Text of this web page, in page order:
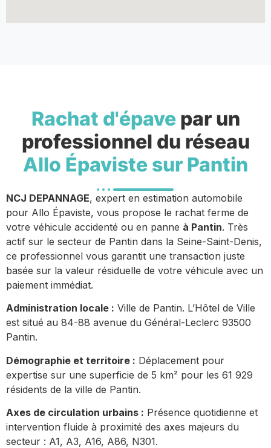
Rachat d'épavepar un
professionnel du réseau
Allo Épaviste sur Pantin
NCJ DEPANNAGE, expert en estimation automobile
pour Allo Épaviste, vous propose le rachat ferme de
votre véhicule accidenté ou en panne à Pantin. Très
actif sur le secteur de Pantin dans la Seine-Saint-Denis,
ce professionnel vous garantit une transaction juste
basée sur la valeur résiduelle de votre véhicule avec un
paiement immédiat.
Administration locale : Ville de Pantin. L’Hôtel de Ville
est situé au 84-88 avenue du Général-Leclerc 93500
Pantin.
Démographie et territoire : Déplacement pour
expertise sur une superficie de 5 km² pour les 61 929
résidents de la ville de Pantin.
Axes de circulation urbains : Présence quotidienne et
intervention fluide à proximité des axes majeurs du
secteur : A1, A3, A16, A86, N301.